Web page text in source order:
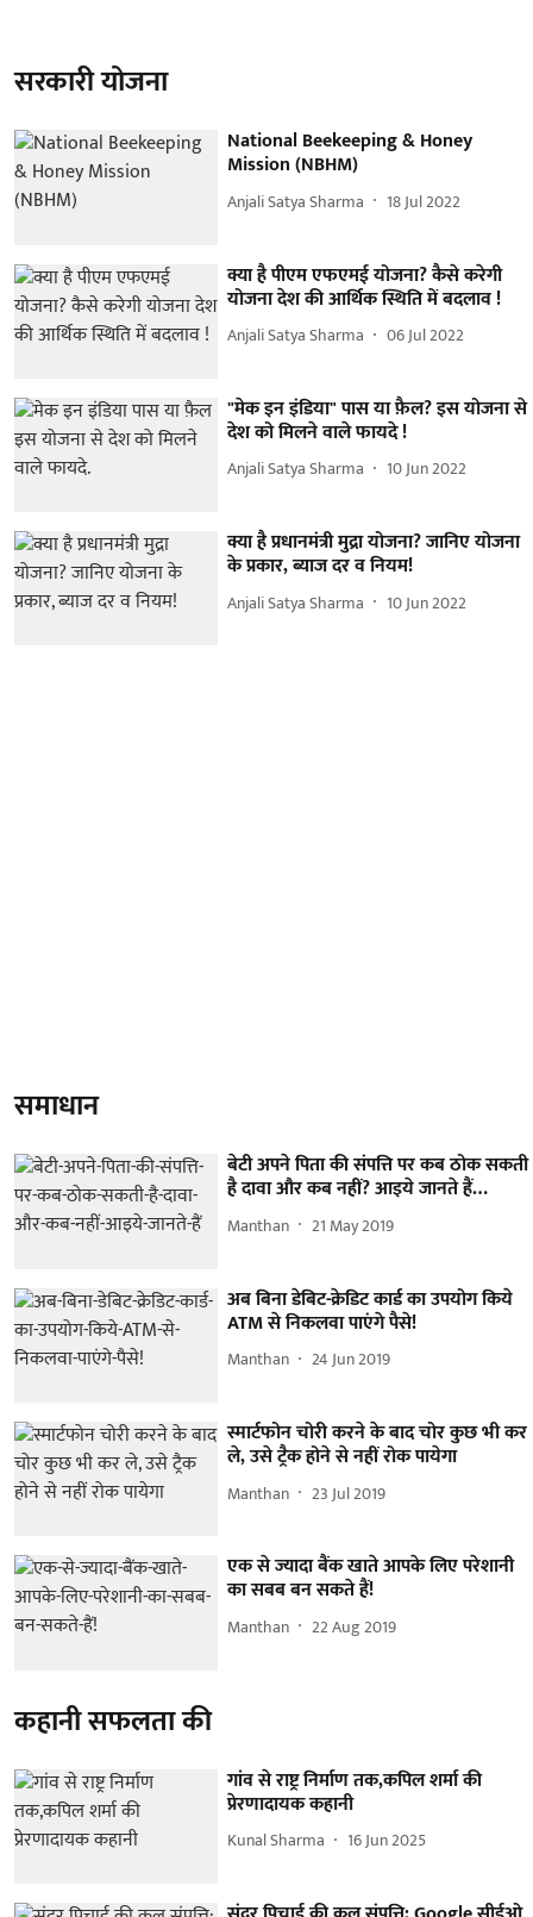
सरकारी योजना
National Beekeeping & Honey
Mission (NBHM)
Anjali Satya Sharma 18 Jul 2022
क्या है पीएम एफएमई योजना? कैसे करेगी
योजना देश की आर्थिक स्थिति में बदलाव !
Anjali Satya Sharma 06 Jul 2022
"मेक इन इंडिया" पास या फ़ैल? इस योजना से
देश को मिलने वाले फायदे !
Anjali Satya Sharma 10 Jun 2022
क्या है प्रधानमंत्री मुद्रा योजना? जानिए योजना
के प्रकार, ब्याज दर व नियम!
Anjali Satya Sharma 10 Jun 2022
समाधान
बेटी अपने पिता की संपत्ति पर कब ठोक सकती
है दावा और कब नहीं? आइये जानते हैं…
Manthan 21 May 2019
अब बिना डेबिट-क्रेडिट कार्ड का उपयोग किये
ATM से निकलवा पाएंगे पैसे!
Manthan 24 Jun 2019
स्मार्टफोन चोरी करने के बाद चोर कुछ भी कर
ले, उसे ट्रैक होने से नहीं रोक पायेगा
Manthan 23 Jul 2019
एक से ज्यादा बैंक खाते आपके लिए परेशानी
का सबब बन सकते हैं!
Manthan 22 Aug 2019
कहानी सफलता की
गांव से राष्ट्र निर्माण तक,कपिल शर्मा की
प्रेरणादायक कहानी
Kunal Sharma 16 Jun 2025